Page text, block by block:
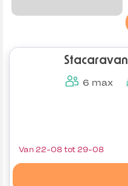
6 max
Van 22-08 tot 29-08